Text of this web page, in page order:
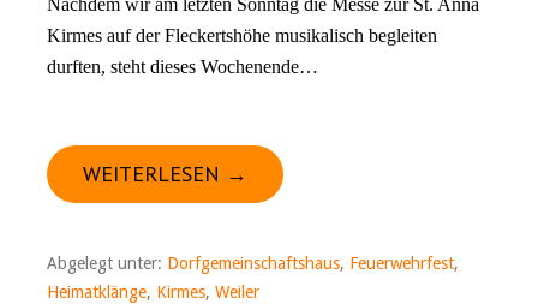
Kirmes auf der Fleckertshöhe musikalisch begleiten
durften, steht dieses Wochenende…
WEITERLESEN →
Abgelegt unter: Dorfgemeinschaftshaus, Feuerwehrfest,
Heimatklänge, Kirmes, Weiler